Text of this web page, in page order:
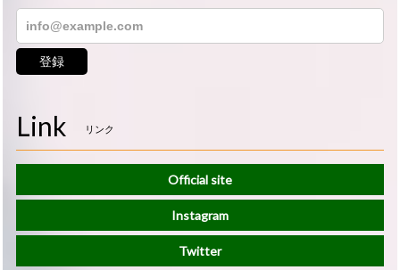
登録
Link リンク
Official site
Instagram
Twitter